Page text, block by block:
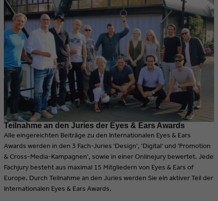
Teilnahme an den Juries der Eyes & Ears Awards
Alle eingereichten Beiträge zu den Internationalen Eyes & Ears
Awards werden in den 3 Fach-Juries 'Design', 'Digital' und 'Promotion
& Cross-Media-Kampagnen', sowie in einer Onlinejury bewertet. Jede
Fachjury besteht aus maximal 15 Mitgliedern von Eyes & Ears of
Europe. Durch Teilnahme an den Juries werden Sie ein aktiver Teil der
Internationalen Eyes & Ears Awards.